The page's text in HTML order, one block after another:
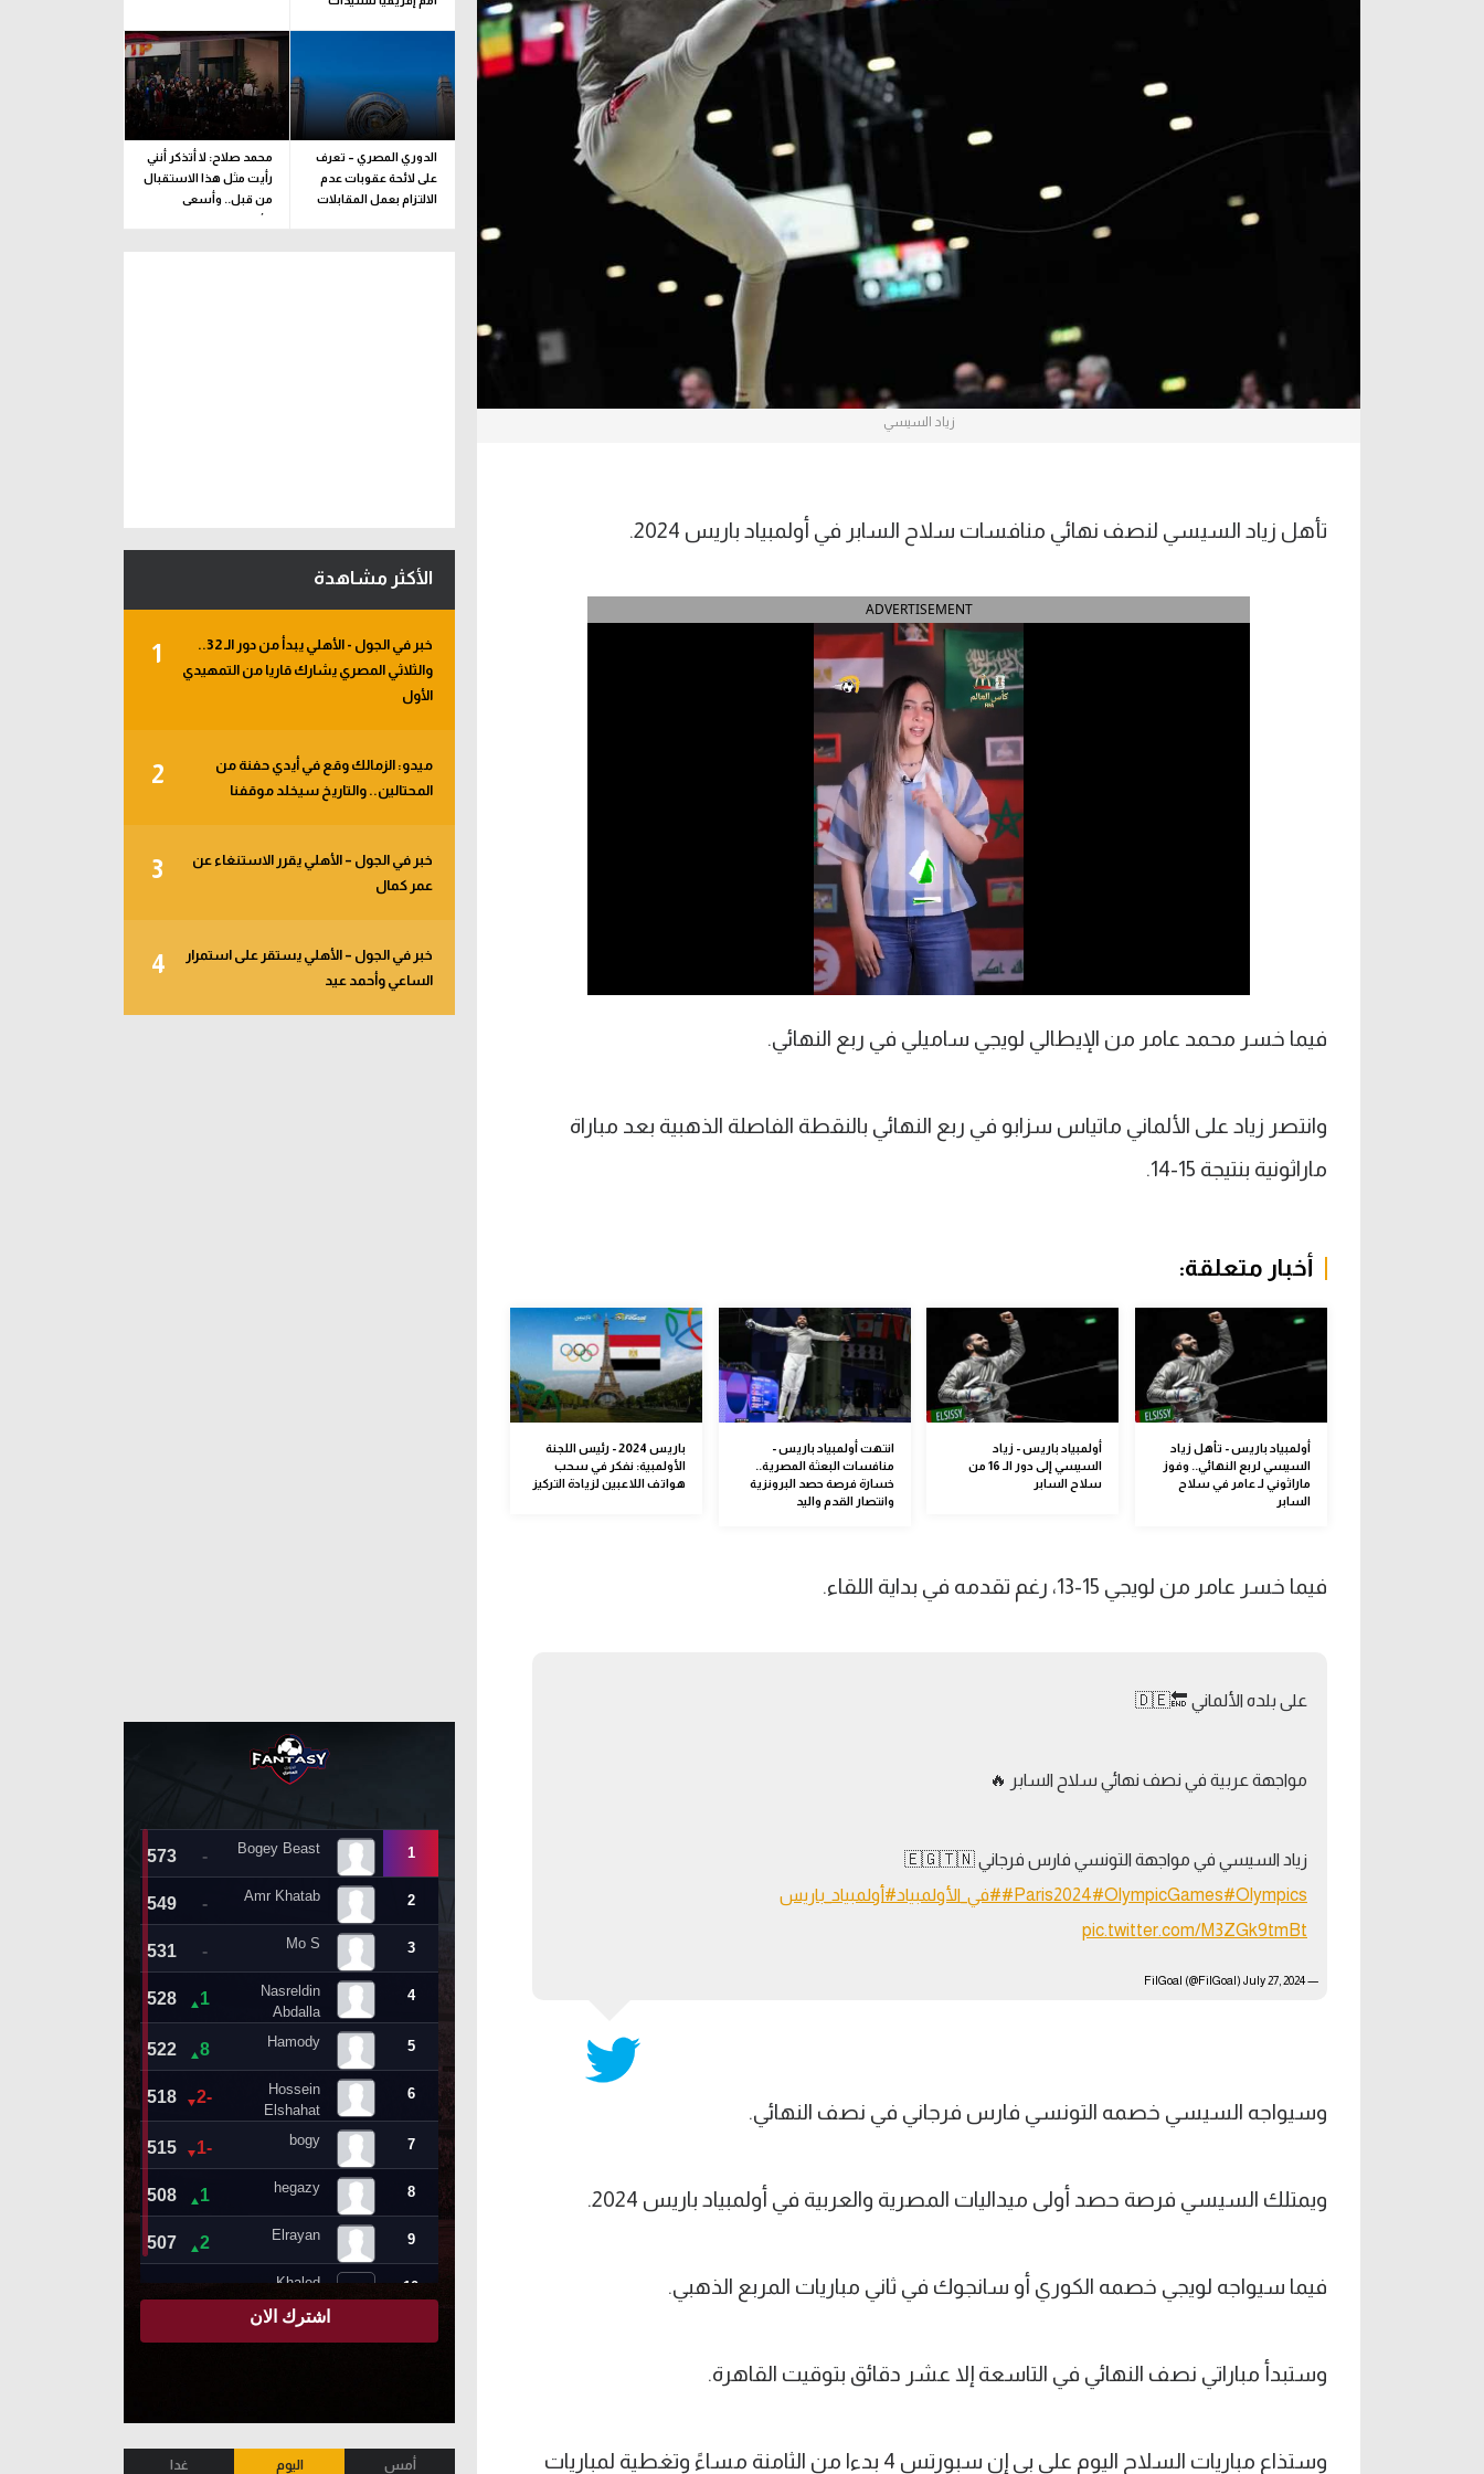
دوري أبطال إفريقيا
كل البطولات
دوري أبطال أوروبا
القسم الثاني
رياضات أخرى
آسيا
أمريكا
ركن الألعاب
زياد السيسي
تأهل زياد السيسي لنصف نهائي منافسات سلاح السابر في أولمبياد باريس 2024.
ADVERTISEMENT
فيما خسر محمد عامر من الإيطالي لويجي ساميلي في ربع النهائي.
وانتصر زياد على الألماني ماتياس سزابو في ربع النهائي بالنقطة الفاصلة الذهبية بعد مباراة
ماراثونية بنتيجة 15-14.
أخبار متعلقة:
أولمبياد باريس - تأهل زياد
السيسي لربع النهائي.. وفوز
ماراثوني لـ عامر في سلاح
السابر
أولمبياد باريس - زياد
السيسي إلى دور الـ 16 من
سلاح السابر
انتهت أولمبياد باريس -
منافسات البعثة المصرية..
خسارة فرصة حصد البرونزية
وانتصار القدم واليد
باريس 2024 - رئيس اللجنة
الأولمبية: نفكر في سحب
هواتف اللاعبين لزيادة التركيز
فيما خسر عامر من لويجي 15-13، رغم تقدمه في بداية اللقاء.
على بلده الألماني 🔚🇩🇪
مواجهة عربية في نصف نهائي سلاح السابر 🔥
زياد السيسي في مواجهة التونسي فارس فرجاني 🇪🇬🇹🇳
#Paris2024#OlympicGames#Olympics #في_الأولمبياد#أولمبياد_باريس
pic.twitter.com/M3ZGk9tmBt
— FilGoal (@FilGoal)
July 27, 2024
وسيواجه السيسي خصمه التونسي فارس فرجاني في نصف النهائي.
ويمتلك السيسي فرصة حصد أولى ميداليات المصرية والعربية في أولمبياد باريس 2024.
فيما سيواجه لويجي خصمه الكوري أو سانجوك في ثاني مباريات المربع الذهبي.
وستبدأ مباراتي نصف النهائي في التاسعة إلا عشر دقائق بتوقيت القاهرة.
وستذاع مباريات السلاح اليوم على بي إن سبورتس 4 بدءا من الثامنة مساءً وتغطية لمباريات
الدوري المصري – تعرف
على لائحة عقوبات عدم
الالتزام بعمل المقابلات
محمد صلاح: لا أتذكر أنني
رأيت مثل هذا الاستقبال
من قبل.. وأسعى
للألقاب مع الفريق
الأكثر مشاهدة
1
خبر في الجول - الأهلي يبدأ من دور الـ 32..
والثلاثي المصري يشارك قاريا من التمهيدي
الأول
2
ميدو: الزمالك وقع في أيدي حفنة من
المحتالين.. والتاريخ سيخلد موقفنا
3
خبر في الجول – الأهلي يقرر الاستنغاء عن
عمر كمال
4
خبر في الجول – الأهلي يستقر على استمرار
الساعي وأحمد عيد
أمس اليوم غدا